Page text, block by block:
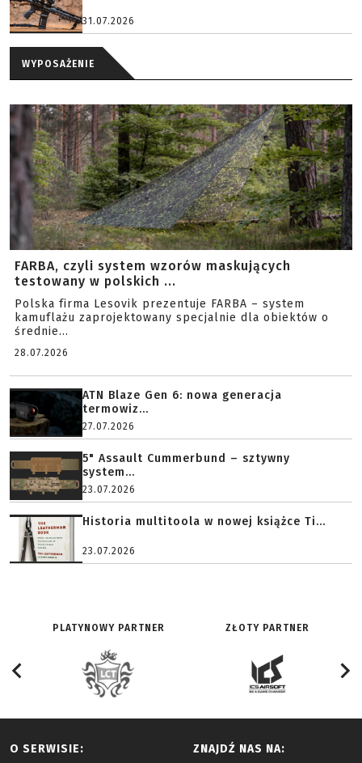
31.07.2026
WYPOSAŻENIE
FARBA, czyli system wzorów maskujących
testowany w polskich ...
Polska firma Lesovik prezentuje FARBA – system
kamuflażu zaprojektowany specjalnie dla obiektów o
średnie...
28.07.2026
ATN Blaze Gen 6: nowa generacja
termowiz...
27.07.2026
5" Assault Cummerbund – sztywny
system...
23.07.2026
Historia multitoola w nowej książce Ti...
23.07.2026
PLATYNOWY PARTNER ZŁOTY PARTNER
O SERWISIE: ZNAJDŹ NAS NA: